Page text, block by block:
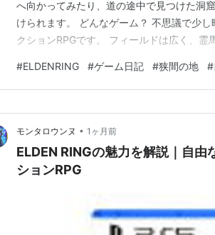
へ向かってみたり、道の途中で見つけた洞
けられます。 どんなゲーム？ 不思議で少
クションRPGです。 フィールドは広く、
遊んでいて楽しいところ 地図を見て目的地
寄り道が始まります。少しだけ調べるつも
#ELDENRING #ゲーム日記 #狭間の地 #
モンタロウンヌ • 1ヶ月前
ELDEN RINGの魅力を解説｜自
ションRPG